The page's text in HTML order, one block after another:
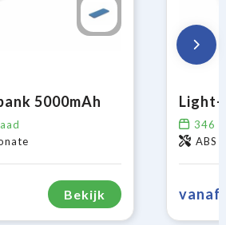
5000mAh
Bekijk
346
ABS
vanaf